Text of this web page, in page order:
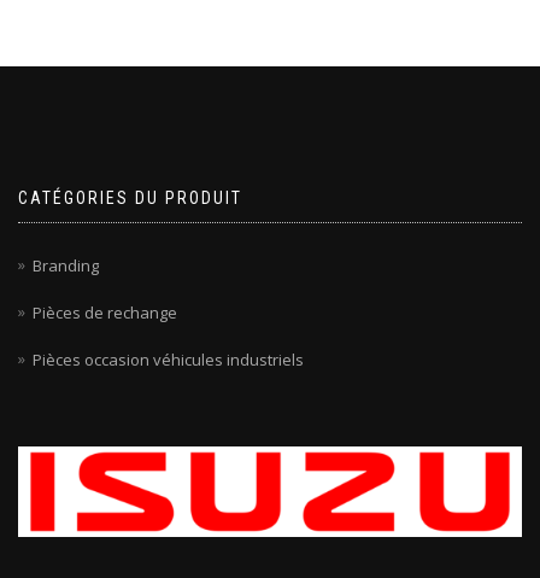
CATÉGORIES DU PRODUIT
Branding
Pièces de rechange
Pièces occasion véhicules industriels